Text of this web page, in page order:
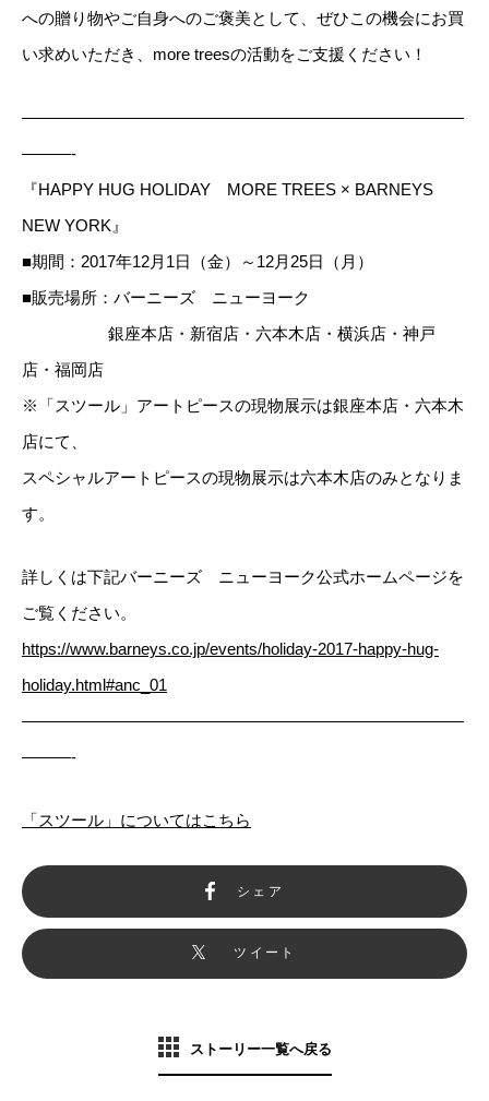
への贈り物やご自身へのご褒美として、ぜひこの機会にお買
い求めいただき、more treesの活動をご支援ください！
———————————————————————————
———-
『HAPPY HUG HOLIDAY MORE TREES × BARNEYS
NEW YORK』
■期間：2017年12月1日（金）～12月25日（月）
■販売場所：バーニーズ ニューヨーク
銀座本店・新宿店・六本木店・横浜店・神戸
店・福岡店
※「スツール」アートピースの現物展示は銀座本店・六本木
店にて、
スペシャルアートピースの現物展示は六本木店のみとなりま
す。
詳しくは下記バーニーズ ニューヨーク公式ホームページを
ご覧ください。
https://www.barneys.co.jp/events/holiday-2017-happy-hug-
holiday.html#anc_01
———————————————————————————
———-
「スツール」についてはこちら
シェア
ツイート
ストーリー一覧へ戻る